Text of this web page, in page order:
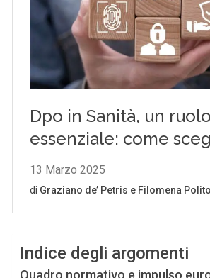
Indice degli argomenti
Quadro normativo e impulso